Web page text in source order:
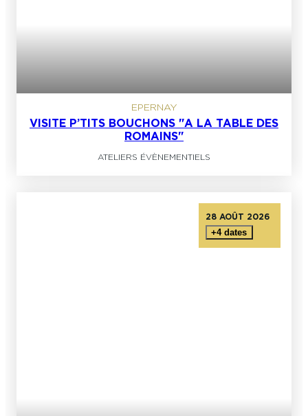
EPERNAY
VISITE P’TITS BOUCHONS "A LA TABLE DES
ROMAINS"
ATELIERS ÉVÈNEMENTIELS
28 AOÛT 2026
+4 dates